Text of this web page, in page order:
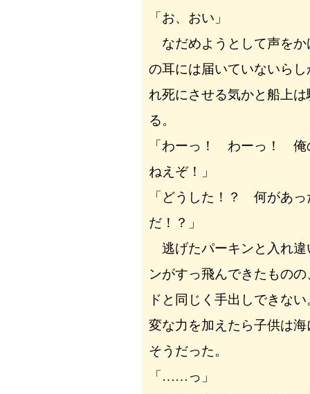
「お、おい」
なだめようとして声をか
の耳には届いていないら
れ死にさせる気かと船上
る。
「わーっ！ わーっ！ 俺
ねえぞ！」
「どうした！？ 何があっ
だ！？」
逃げたパーキンと入れ違
ンがすっ飛んできたもの
ドと同じく手出しできな
変な力を加えたら子供は
そうだった。
「……っ」